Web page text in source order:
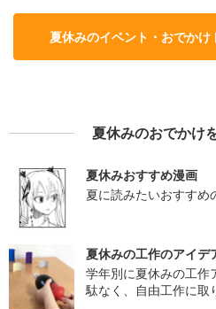
夏休みのイベント・おでか
夏休みのおでかけ
夏休みおすすめ漫画
夏に読みたいおすすめ
夏休みの工作のアイデ
学年別に夏休みの工作
駄なく、自由工作に取